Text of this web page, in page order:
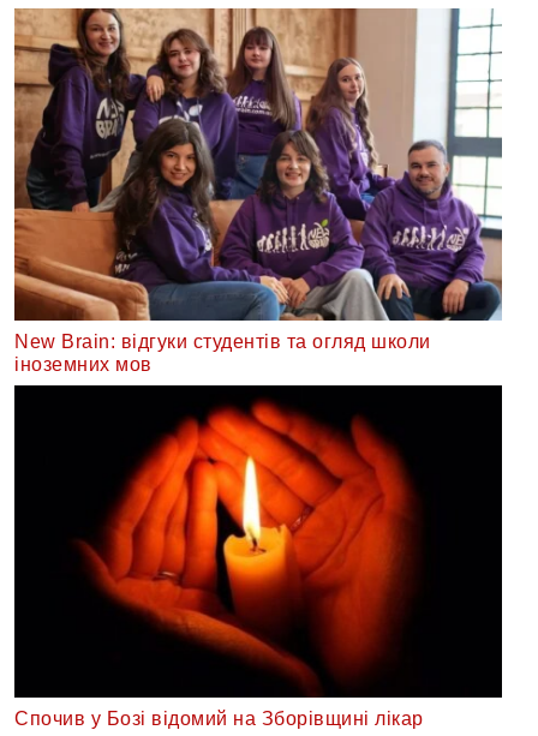
New Brain: відгуки студентів та огляд школи
іноземних мов
Спочив у Бозі відомий на Зборівщині лікар